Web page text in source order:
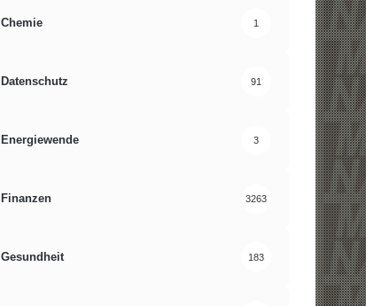
Chemie 1
Datenschutz 91
Energiewende 3
Finanzen 3263
Gesundheit 183